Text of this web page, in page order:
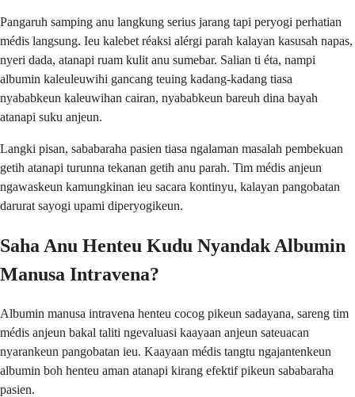
Pangaruh samping anu langkung serius jarang tapi peryogi perhatian
médis langsung. Ieu kalebet réaksi alérgi parah kalayan kasusah napas,
nyeri dada, atanapi ruam kulit anu sumebar. Salian ti éta, nampi
albumin kaleuleuwihi gancang teuing kadang-kadang tiasa
nyababkeun kaleuwihan cairan, nyababkeun bareuh dina bayah
atanapi suku anjeun.
Langki pisan, sababaraha pasien tiasa ngalaman masalah pembekuan
getih atanapi turunna tekanan getih anu parah. Tim médis anjeun
ngawaskeun kamungkinan ieu sacara kontinyu, kalayan pangobatan
darurat sayogi upami diperyogikeun.
Saha Anu Henteu Kudu Nyandak Albumin
Manusa Intravena?
Albumin manusa intravena henteu cocog pikeun sadayana, sareng tim
médis anjeun bakal taliti ngevaluasi kaayaan anjeun sateuacan
nyarankeun pangobatan ieu. Kaayaan médis tangtu ngajantenkeun
albumin boh henteu aman atanapi kirang efektif pikeun sababaraha
pasien.